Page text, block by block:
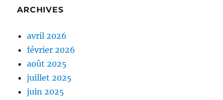
ARCHIVES
avril 2026
février 2026
août 2025
juillet 2025
juin 2025